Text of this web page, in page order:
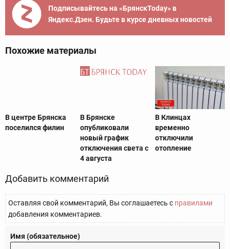
Подписывайтесь на «БрянскToday» в
Яндекс.Дзен. Будьте в курсе дневных новостей
Похожие материалы
В центре Брянска
поселился филин
В Брянске
опубликовали
новый график
отключения света с
4 августа
В Клинцах
временно
отключили
отопление
Добавить комментарий
Оставляя свой комментарий, Вы соглашаетесь с правилами
добавления комментариев.
Имя (обязательное)